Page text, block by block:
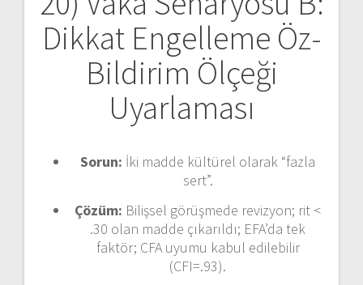
Dikkat Engelleme Öz-
Bildirim Ölçeği
Uyarlaması
Sorun: İki madde kültürel olarak “fazla
sert”.
Çözüm: Bilişsel görüşmede revizyon; rit <
.30 olan madde çıkarıldı; EFA’da tek
faktör; CFA uyumu kabul edilebilir
(CFI=.93).